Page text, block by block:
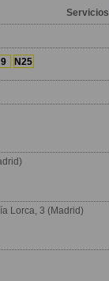
Servicios
N25
Lorca, 3 (Madrid)